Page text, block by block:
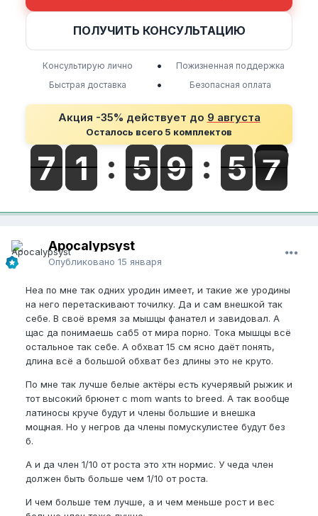
ПОЛУЧИТЬ КОНСУЛЬТАЦИЮ
Консультирую лично •
Пожизненная поддержка
Быстрая доставка
• Безопасная оплата
Акция -35% действует до 9 августа
Осталось всего 5 комплектов
Apocalypsyst
Опубликовано 15 января
Неа по мне так одних уродин имеет, и такие же уродины
на него перетаскивают точилку. Да и сам внешкой так
себе. В своё время за мышцы фанател и завидовал. А
щас да понимаешь саб5 от мира порно. Тока мышцы всё
остальное так себе. А обхват 15 см ясно даёт понять,
длина всё а большой обхват без длины это не круто.
По мне так лучше белые актёры есть кучерявый рыжик и
тот высокий брюнет с mom wants to breed. А так вообще
латиносы круче будут и члены большие и внешка
мощная. Но у негров да члены помускулистее будут без
б.
А и да член 1/10 от роста это хтн нормис. У чеда член
должен быть больше чем 1/10 от роста.
И чем больше тем лучше, а и чем меньше рост и вес